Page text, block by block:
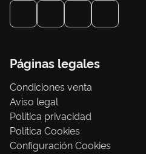
Páginas legales
Condiciones venta
Aviso legal
Política privacidad
Política Cookies
Configuración Cookies